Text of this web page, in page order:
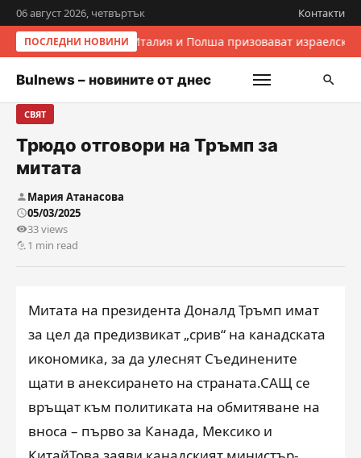
06 август 2026, четвъртък Контакти
ПОСЛЕДНИ НОВИНИ Италия и Полша призовават
Bulnews – новините от днес
СВЯТ
Трюдо отговори на Тръмп за
митата
Мария Атанасова
05/03/2025
33 views
1 min read
Митата на президента Доналд Тръмп имат
за цел да предизвикат „срив“ на канадската
икономика, за да улеснят Съединените
щати в анексирането на страната.САЩ се
връщат към политиката на обмитяване на
вноса – първо за Канада, Мексико и